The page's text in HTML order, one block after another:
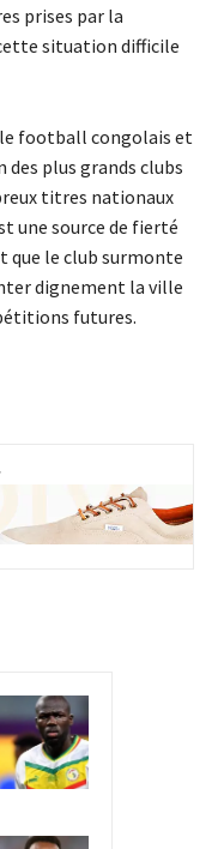
prises par la
situation difficile
le football congolais et
des plus grands clubs
titres nationaux
une source de fierté
que le club surmonte
dignement la ville
futures.